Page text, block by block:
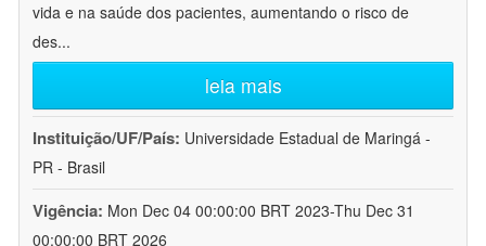
vida e na saúde dos pacientes, aumentando o risco de
des...
leia mais
Instituição/UF/País: Universidade Estadual de Maringá -
PR - Brasil
Vigência: Mon Dec 04 00:00:00 BRT 2023-Thu Dec 31
00:00:00 BRT 2026